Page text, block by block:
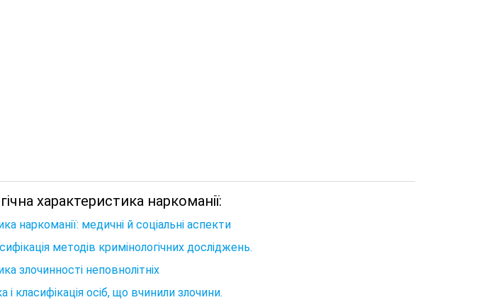
характеристика наркоманії:
наркоманії: медичні й соціальні аспекти
методів кримінологічних досліджень.
злочинності неповнолітніх
і класифікація осіб, що вчинили злочини.